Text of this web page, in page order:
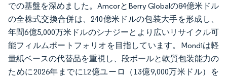
での基盤を深めました。AmcorとBerry Globalの84億米ドル
の全株式交換合併は、240億米ドルの包装大手を形成し、
年間6億5,000万米ドルのシナジーとより広いリサイクル可
能フィルムポートフォリオを目指しています。Mondiは軽
量紙ベースの代替品を重視し、段ボールと軟質包装能力の
ために2026年までに12億ユーロ（13億9,000万米ドル）を